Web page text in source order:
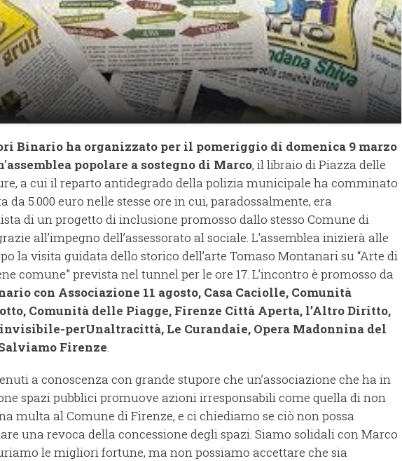
Binario ha organizzato per il pomeriggio di domenica 9 marzo
popolare a sostegno di Marco, il libraio di Piazza delle
a cui il reparto antidegrado della polizia municipale ha comminato
da 5.000 euro nelle stesse ore in cui, paradossalmente, era
di un progetto di inclusione promosso dallo stesso Comune di
all’impegno dell’assessorato al sociale. L'assemblea inizierà alle
la visita guidata dello storico dell’arte Tomaso Montanari su “Arte di
comune” prevista nel tunnel per le ore 17. L’incontro è promosso da
con Associazione 11 agosto, Casa Caciolle, Comunità
Comunità delle Piagge, Firenze Città Aperta, l’Altro Diritto,
perUnaltracittà, Le Curandaie, Opera Madonnina del
Firenze.
a conoscenza con grande stupore che un’associazione che ha in
spazi pubblici promuove azioni irresponsabili come quella di non
multa al Comune di Firenze, e ci chiediamo se ciò non possa
una revoca della concessione degli spazi. Siamo solidali con Marco
le migliori fortune, ma non possiamo accettare che sia